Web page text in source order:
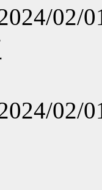
2024/02/
2024/02/